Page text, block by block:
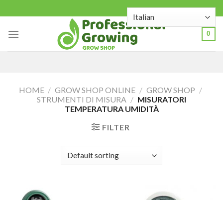
to
content
0
HOME / GROW SHOP ONLINE / GROW SHOP /
STRUMENTI DI MISURA / MISURATORI
TEMPERATURA UMIDITÀ
FILTER